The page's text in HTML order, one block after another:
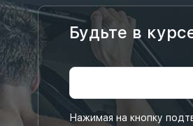
Будьте в
Нажимая на кнопку